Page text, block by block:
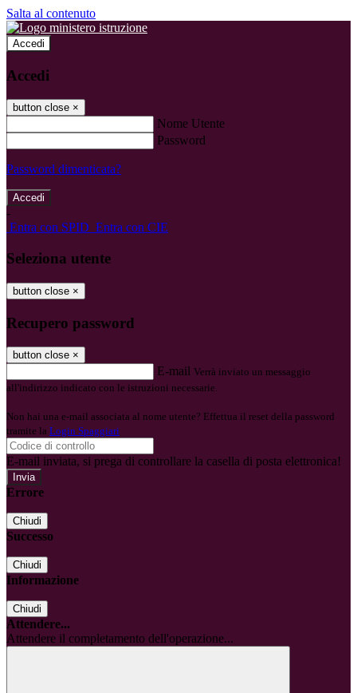
Salta al contenuto
Accedi
Accedi
button close ×
Nome Utente
Password
Password dimenticata?
-
Entra con SPID Entra con CIE
Seleziona utente
button close ×
Recupero password
button close ×
E-mail Verrà inviato un messaggio
all'indirizzo indicato con le istruzioni necessarie.
Non hai una e-mail associata al nome utente? Effettua il reset della password
tramite la Login Spaggiari
E-mail inviata, si prega di controllare la casella di posta elettronica!
Errore
Chiudi
Successo
Chiudi
Informazione
Chiudi
Attendere...
Attendere il completamento dell'operazione...